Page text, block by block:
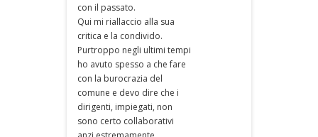
con il passato.
Qui mi riallaccio alla sua
critica e la condivido.
Purtroppo negli ultimi tempi
ho avuto spesso a che fare
con la burocrazia del
comune e devo dire che i
dirigenti, impiegati, non
sono certo collaborativi